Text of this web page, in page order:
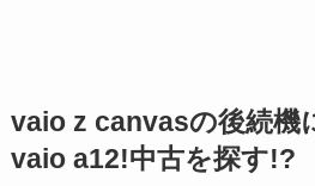
vaio z canvasの後続機
vaio a12!中古を探す!?